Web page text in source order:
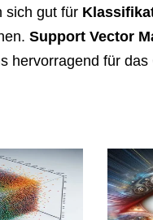
sich gut für
Support Vector
hervorragend für